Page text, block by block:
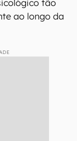
tão
ao longo da